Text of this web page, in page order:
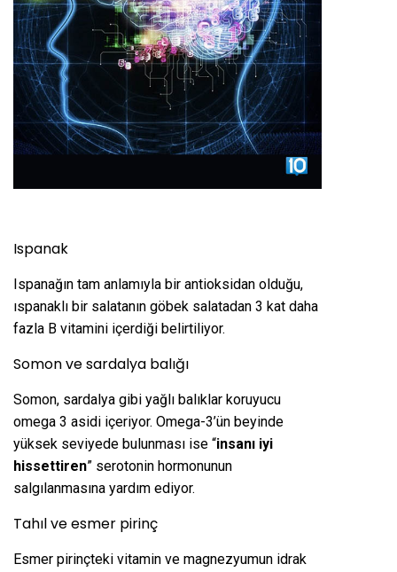
Ispanak
Ispanağın tam anlamıyla bir antioksidan olduğu,
ıspanaklı bir salatanın göbek salatadan 3 kat daha
fazla B vitamini içerdiği belirtiliyor.
Somon ve sardalya balığı
Somon, sardalya gibi yağlı balıklar koruyucu
omega 3 asidi içeriyor. Omega-3’ün beyinde
yüksek seviyede bulunması ise “insanı iyi
hissettiren” serotonin hormonunun
salgılanmasına yardım ediyor.
Tahıl ve esmer pirinç
Esmer pirinçteki vitamin ve magnezyumun idrak